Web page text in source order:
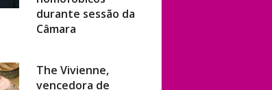
Câmara
vencedora de
‘RuPaul’s Drag Race